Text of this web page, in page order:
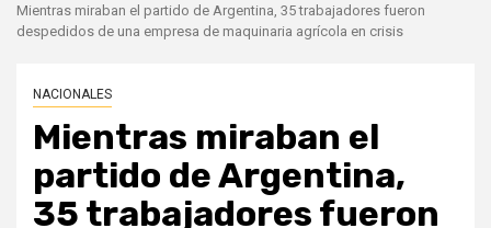
Mientras miraban el partido de Argentina, 35 trabajadores fueron
despedidos de una empresa de maquinaria agrícola en crisis
NACIONALES
Mientras miraban el
partido de Argentina,
35 trabajadores fueron